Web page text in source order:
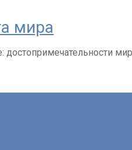
мира
достопримечательности